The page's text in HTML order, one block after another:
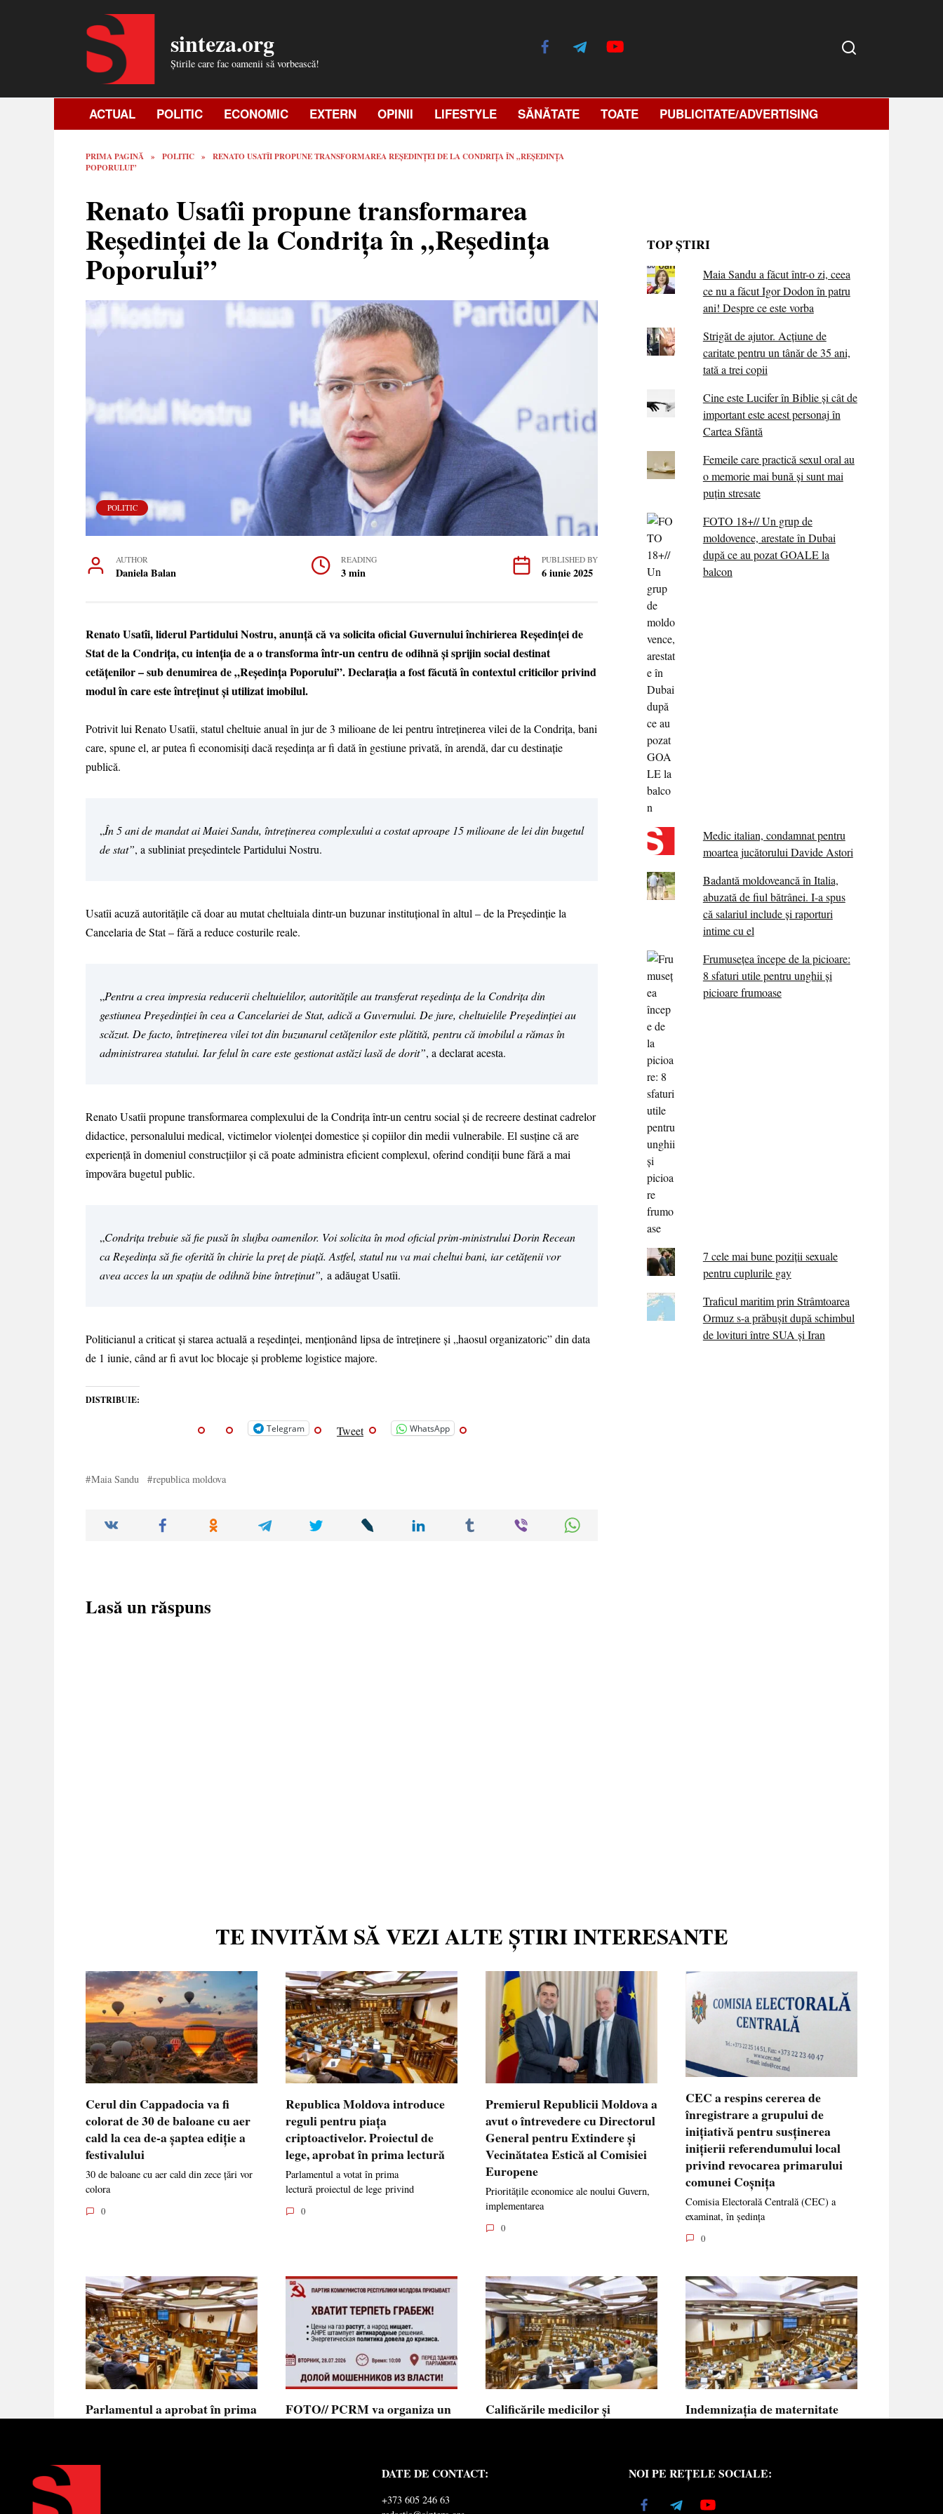
sinteza.org
Știrile care fac oamenii să vorbească!
ACTUAL POLITIC ECONOMIC EXTERN OPINII LIFESTYLE SĂNĂTATE TOATE PUBLICITATE/ADVERTISING
PRIMA PAGINĂ » POLITIC »
RENATO USATÎI PROPUNE TRANSFORMAREA REȘEDINȚEI DE LA CONDRIȚA ÎN „REȘEDINȚA
POPORULUI”
Renato Usatîi propune transformarea
Reședinței de la Condrița în „Reședința
Poporului”
POLITIC
AUTHOR
Daniela Balan
READING
3 min
PUBLISHED BY
6 iunie 2025
Renato Usatîi, liderul Partidului Nostru, anunță că va solicita oficial Guvernului închirierea Reședinței de
Stat de la Condrița, cu intenția de a o transforma într-un centru de odihnă și sprijin social destinat
cetățenilor – sub denumirea de „Reședința Poporului”. Declarația a fost făcută în contextul criticilor privind
modul în care este întreținut și utilizat imobilul.
Potrivit lui Renato Usatîi, statul cheltuie anual în jur de 3 milioane de lei pentru întreținerea vilei de la Condrița, bani
care, spune el, ar putea fi economisiți dacă reședința ar fi dată în gestiune privată, în arendă, dar cu destinație
publică.
„În 5 ani de mandat ai Maiei Sandu, întreținerea complexului a costat aproape 15 milioane de lei din bugetul
de stat”, a subliniat președintele Partidului Nostru.
Usatîi acuză autoritățile că doar au mutat cheltuiala dintr-un buzunar instituțional în altul – de la Președinție la
Cancelaria de Stat – fără a reduce costurile reale.
„Pentru a crea impresia reducerii cheltuielilor, autoritățile au transferat reședința de la Condrița din
gestiunea Președinției în cea a Cancelariei de Stat, adică a Guvernului. De jure, cheltuielile Președinției au
scăzut. De facto, întreținerea vilei tot din buzunarul cetățenilor este plătită, pentru că imobilul a rămas în
administrarea statului. Iar felul în care este gestionat astăzi lasă de dorit”, a declarat acesta.
Renato Usatîi propune transformarea complexului de la Condrița într-un centru social și de recreere destinat cadrelor
didactice, personalului medical, victimelor violenței domestice și copiilor din medii vulnerabile. El susține că are
experiență în domeniul construcțiilor și că poate administra eficient complexul, oferind condiții bune fără a mai
împovăra bugetul public.
„Condrița trebuie să fie pusă în slujba oamenilor. Voi solicita în mod oficial prim-ministrului Dorin Recean
ca Reședința să fie oferită în chirie la preț de piață. Astfel, statul nu va mai cheltui bani, iar cetățenii vor
avea acces la un spațiu de odihnă bine întreținut”, a adăugat Usatîi.
Politicianul a criticat și starea actuală a reședinței, menționând lipsa de întreținere și „haosul organizatoric” din data
de 1 iunie, când ar fi avut loc blocaje și probleme logistice majore.
DISTRIBUIE:
Telegram Tweet WhatsApp
Maia Sandu republica moldova
Lasă un răspuns
TOP ȘTIRI
Maia Sandu a făcut într-o zi, ceea
ce nu a făcut Igor Dodon în patru
ani! Despre ce este vorba
Strigăt de ajutor. Acțiune de
caritate pentru un tânăr de 35 ani,
tată a trei copii
Cine este Lucifer în Biblie și cât de
important este acest personaj în
Cartea Sfântă
Femeile care practică sexul oral au
o memorie mai bună și sunt mai
puțin stresate
FOTO 18+// Un grup de
moldovence, arestate în Dubai
după ce au pozat GOALE la
balcon
Medic italian, condamnat pentru
moartea jucătorului Davide Astori
Badantă moldoveancă în Italia,
abuzată de fiul bătrânei. I-a spus
că salariul include și raporturi
intime cu el
Frumusețea începe de la picioare:
8 sfaturi utile pentru unghii și
picioare frumoase
7 cele mai bune poziții sexuale
pentru cuplurile gay
Traficul maritim prin Strâmtoarea
Ormuz s-a prăbușit după schimbul
de lovituri între SUA şi Iran
TE INVITĂM SĂ VEZI ALTE ȘTIRI INTERESANTE
Cerul din Cappadocia va fi
colorat de 30 de baloane cu aer
cald la cea de-a șaptea ediție a
festivalului
30 de baloane cu aer cald din zece țări vor
colora
0
Republica Moldova introduce
reguli pentru piața
criptoactivelor. Proiectul de
lege, aprobat în prima lectură
Parlamentul a votat în prima
lectură proiectul de lege privind
0
Premierul Republicii Moldova a
avut o întrevedere cu Directorul
General pentru Extindere și
Vecinătatea Estică al Comisiei
Europene
Prioritățile economice ale noului Guvern,
implementarea
0
CEC a respins cererea de
înregistrare a grupului de
inițiativă pentru susținerea
inițierii referendumului local
privind revocarea primarului
comunei Coșnița
Comisia Electorală Centrală (CEC) a
examinat, în ședința
0
Parlamentul a aprobat în prima
FOTO// PCRM va organiza un
Partidul Comuniștilor din Republica
Calificările medicilor și
Calificările profesionale obținute de medici
Indemnizația de maternitate
copilului
Indemnizația de maternitate pentru femeile
DATE DE CONTACT:
+373 605 246 63
NOI PE REȚELE SOCIALE: